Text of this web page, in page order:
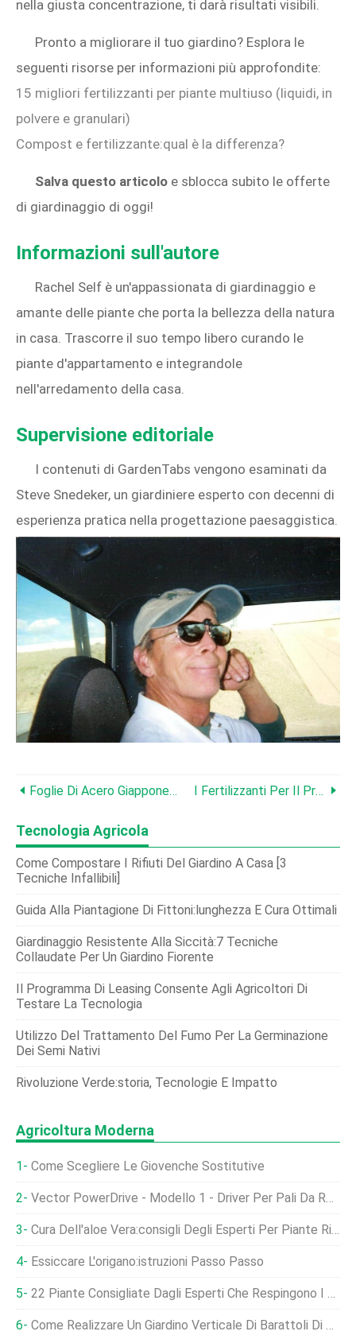
nella giusta concentrazione, ti darà risultati visibili.
Pronto a migliorare il tuo giardino? Esplora le
seguenti risorse per informazioni più approfondite:
15 migliori fertilizzanti per piante multiuso (liquidi, in
polvere e granulari)
Compost e fertilizzante:qual è la differenza?
Salva questo articolo e sblocca subito le offerte
di giardinaggio di oggi!
Informazioni sull'autore
Rachel Self è un'appassionata di giardinaggio e
amante delle piante che porta la bellezza della natura
in casa. Trascorre il suo tempo libero curando le
piante d'appartamento e integrandole
nell'arredamento della casa.
Supervisione editoriale
I contenuti di GardenTabs vengono esaminati da
Steve Snedeker, un giardiniere esperto con decenni di
esperienza pratica nella progettazione paesaggistica.
Foglie Di Acero Giapponese Con Buchi? Cause Comuni E Soluzioni Esperte I Fertilizzanti Per Il Prato Attirano Le Mosche? Approfondimenti Degli Esperti E Suggerimenti Sulla Prevenzione
Tecnologia Agricola
Come Compostare I Rifiuti Del Giardino A Casa [3
Tecniche Infallibili]
Guida Alla Piantagione Di Fittoni:lunghezza E Cura Ottimali
Giardinaggio Resistente Alla Siccità:7 Tecniche
Collaudate Per Un Giardino Fiorente
Il Programma Di Leasing Consente Agli Agricoltori Di
Testare La Tecnologia
Utilizzo Del Trattamento Del Fumo Per La Germinazione
Dei Semi Nativi
Rivoluzione Verde:storia, Tecnologie E Impatto
Agricoltura Moderna
Come Scegliere Le Giovenche Sostitutive
Vector PowerDrive - Modello 1 - Driver Per Pali Da Recinzione
Cura Dell'aloe Vera:consigli Degli Esperti Per Piante Rigogliose
Essiccare L'origano:istruzioni Passo Passo
22 Piante Consigliate Dagli Esperti Che Respingono I Parassiti E Stimolano Gli Impollinatori
Come Realizzare Un Giardino Verticale Di Barattoli Di Latta